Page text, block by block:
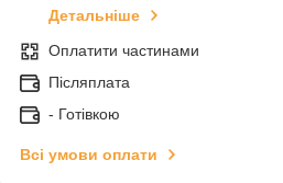
Детальніше
Оплатити частинами
Післяплата
- Готівкою
Всі умови оплати